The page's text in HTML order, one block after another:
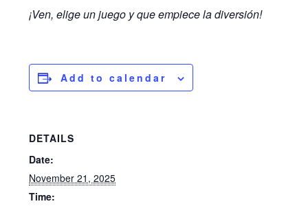
¡Ven, elige un juego y que empiece la diversión!
Add to calendar
DETAILS
Date:
November 21, 2025
Time: